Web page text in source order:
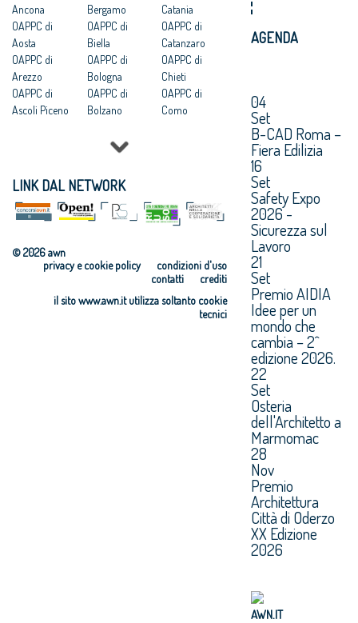
Ancona
OAPPC di
Aosta
OAPPC di
Arezzo
OAPPC di
Ascoli Piceno
OAPPC di Bari
OAPPC di
Barletta-
Bergamo
OAPPC di
Biella
OAPPC di
Bologna
OAPPC di
Bolzano
Brescia
Brindisi
OAPPC di
Cagliari
Catania
OAPPC di
Catanzaro
OAPPC di
Chieti
OAPPC di
Como
Crotone
OAPPC di
LINK DAL NETWORK
© 2026 awn
condizioni d'uso
privacy e cookie policy
crediti
contatti
il sito www.awn.it utilizza soltanto cookie
tecnici
AGENDA
04
Set
B-CAD Roma –
Fiera Edilizia
16
Set
Safety Expo
2026 -
Sicurezza sul
Lavoro
21
Set
Premio AIDIA
Idee per un
mondo che
cambia – 2^
edizione 2026.
22
Set
Osteria
dell'Architetto a
Marmomac
28
Nov
Premio
Architettura
Città di Oderzo
XX Edizione
2026
AWN.IT